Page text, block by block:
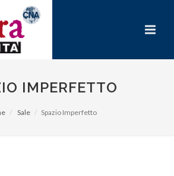
IMPERFETTO
Sale Spazio Imperfetto